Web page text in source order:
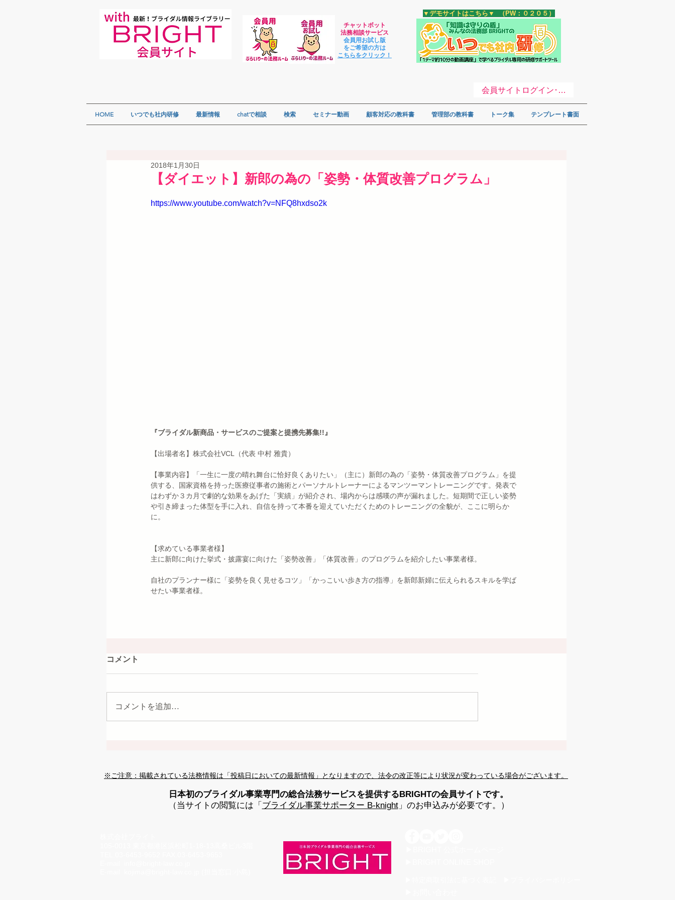
チャットボット
法務相談サービス
会員用お試し版
をご希望の方は
​こちらをクリック！
​▼デモサイトはこちら▼ （PW：０２０５）
HOME いつでも社内研修 最新情報 chatで相談 検索 セミナー動画 顧客対応の教科書 管理部の教科書 トーク集 テンプレート書面
【ダイエット】新郎の為の「姿勢・体質改善プログラム」
2018年1月30日
https://www.youtube.com/watch?v=NFQ8hxdso2k
『ブライダル新商品・サービスのご提案と提携先募集!!』
【出場者名】株式会社VCL（代表 中村 雅貴）
【事業内容】「一生に一度の晴れ舞台に恰好良くありたい」（主に）新郎の為の「姿勢・体質改善プログラム」を提
供する、国家資格を持った医療従事者の施術とパーソナルトレーナーによるマンツーマントレーニングです。発表で
はわずか３カ月で劇的な効果をあげた「実績」が紹介され、場内からは感嘆の声が漏れました。短期間で正しい姿勢
や引き締まった体型を手に入れ、自信を持って本番を迎えていただくためのトレーニングの全貌が、ここに明らか
に。
【求めている事業者様】
主に新郎に向けた挙式・披露宴に向けた「姿勢改善」「体質改善」のプログラムを紹介したい事業者様。
自社のプランナー様に「姿勢を良く見せるコツ」「かっこいい歩き方の指導」を新郎新婦に伝えられるスキルを学ば
せたい事業者様。
コメント
コメントを追加…
※ご注意：掲載されている法務情報は「投稿日においての最新情報」となりますので、法令の改正等により状況が変わっている場合がございます。
日本初のブライダル事業専門の総合法務サービスを提供するBRIGHTの会員サイトです。
（当サイトの閲覧には「 ブライダル事業サポーター B-knight」のお申込みが必要です。）